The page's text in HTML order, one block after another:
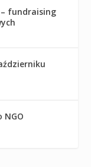
– fundraising
NGO